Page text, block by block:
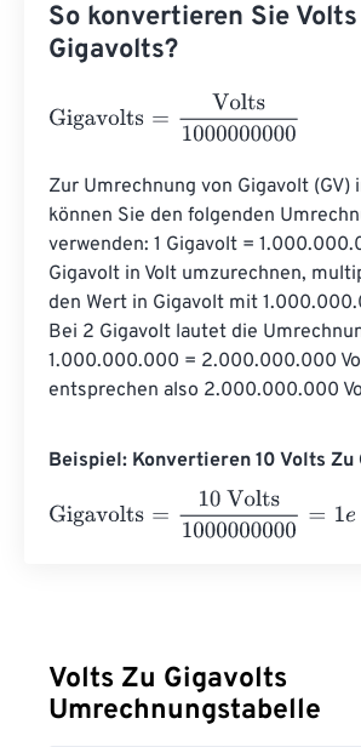
So konvertieren Sie
Gigavolts?
Gigavolts= 1000000000
Zur Umrechnung von Gigavolt (GV)
können Sie den folgenden
verwenden: 1 Gigavolt =
Gigavolt in Volt umzurechnen,
den Wert in Gigavolt mit
Bei 2 Gigavolt lautet die
1.000.000.000 = 2.000.000.000
entsprechen also 2.000.000.000
Beispiel: Konvertieren 10 Volts Zu
Gigavolts= 10 Volts1000000000 1
Volts Zu Gigavolts
Umrechnungstabelle